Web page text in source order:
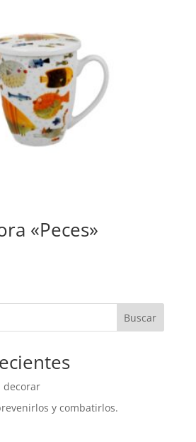
«Peces»
Buscar
decorar
y combatirlos.